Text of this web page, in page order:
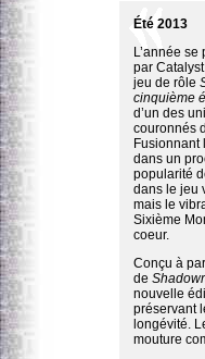
Été 2013
L’année
par
jeu de rôle
cinquième
d’un des
couronnés
Fusionnant
dans un
popularité
dans le jeu
mais le
Sixième
coeur.
Conçu à
de
nouvelle
préservant
longévité.
mouture